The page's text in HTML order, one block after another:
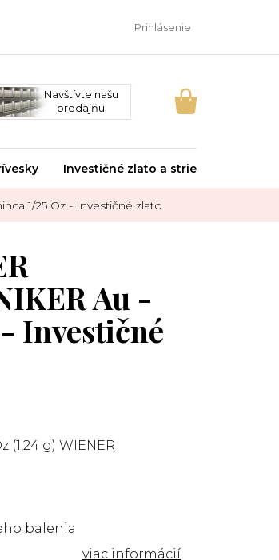
Prihlásenie
Navštívte našu
predajňu
NÁKUPNÝ
Investičné zlato a striebro
1/25 Oz - Investičné zlato
(1,24 g) WIENER
balenia
Au -
Investičné